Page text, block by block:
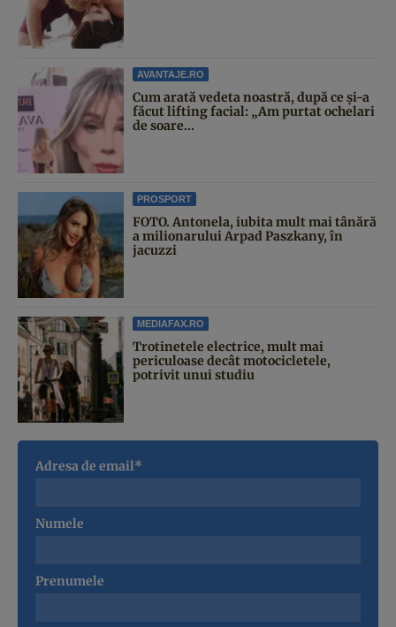
AVANTAJE.RO
Cum arată vedeta noastră, după ce și-a
făcut lifting facial: „Am purtat ochelari
de soare...
PROSPORT
FOTO. Antonela, iubita mult mai tânără
a milionarului Arpad Paszkany, în
jacuzzi
MEDIAFAX.RO
Trotinetele electrice, mult mai
periculoase decât motocicletele,
potrivit unui studiu
Adresa de email*
Numele
Prenumele